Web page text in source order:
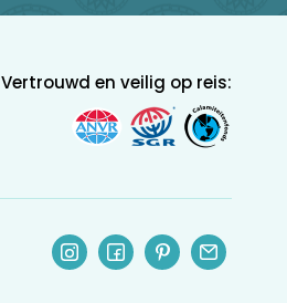
Vertrouwd en veilig op reis: